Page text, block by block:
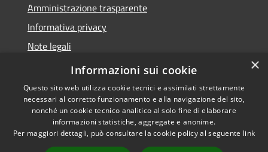
Amministrazione trasparente
Informativa privacy
Note legali
Dichiarazione di accessibilità
Accessibilità
Copyright © 2026 • Comune di
Alleghe • Powered by
×
Informazioni sui cookie
Questo sito web utilizza cookie tecnici e assimilati strettamente
necessari al corretto funzionamento e alla navigazione del sito,
nonché un cookie tecnico analitico al solo fine di elaborare
informazioni statistiche, aggregate e anonime.
Per maggiori dettagli, può consultare la cookie policy al seguente link